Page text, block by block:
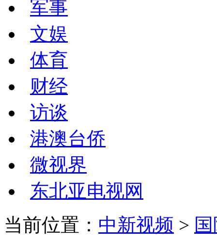
军事
文娱
体育
财经
访谈
港澳台侨
微视界
东北亚电视网
当前位置： 中新视频 >